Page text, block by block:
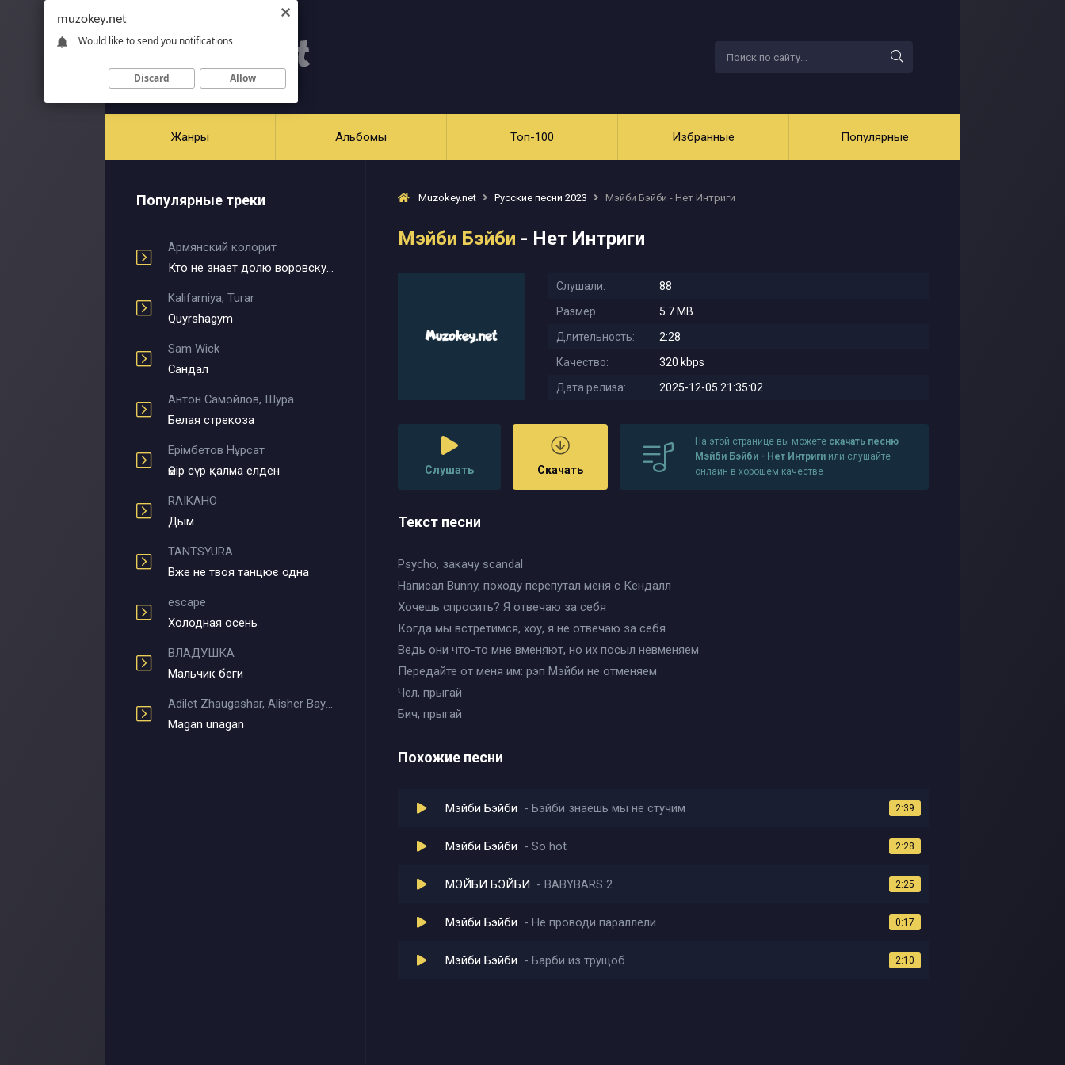
Жанры Альбомы Топ-100 Избранные Популярные
Популярные треки
Армянский колорит
Кто не знает долю воровскую
Kalifarniya, Turar
Quyrshagym
Sam Wick
Сандал
Антон Самойлов, Шура
Белая стрекоза
Ерімбетов Нұрсат
Өмір сүр қалма елден
RAIKAHO
Дым
TANTSYURA
Вже не твоя танцює одна
escape
Холодная осень
ВЛАДУШКА
Мальчик беги
Adilet Zhaugashar, Alisher Bayniyazov
Magan unagan
Muzokey.net Русские песни 2023 Мэйби Бэйби - Нет Интриги
Мэйби Бэйби - Нет Интриги
Слушали:
88
Размер:
5.7 MB
Длительность:
2:28
Качество:
320 kbps
Дата релиза:
2025-12-05 21:35:02
Слушать Скачать
На этой странице вы можете скачать песню
Мэйби Бэйби - Нет Интриги или слушайте
онлайн в хорошем качестве
Текст песни
Psycho, закачу scandal
Написал Bunny, походу перепутал меня с Кендалл
Хочешь спросить? Я отвечаю за себя
Когда мы встретимся, хоу, я не отвечаю за себя
Ведь они что-то мне вменяют, но их посыл невменяем
Передайте от меня им: рэп Мэйби не отменяем
Чел, прыгай
Бич, прыгай
Похожие песни
Мэйби Бэйби Бэйби знаешь мы не стучим 2:39
Мэйби Бэйби So hot 2:28
МЭЙБИ БЭЙБИ BABYBARS 2 2:25
Мэйби Бэйби Не проводи параллели 0:17
Мэйби Бэйби Барби из трущоб 2:10
muzokey.net
Would like to send you notifications
Discard Allow